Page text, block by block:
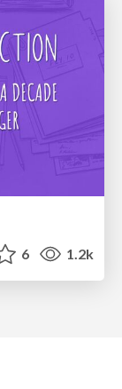
6 1.2k